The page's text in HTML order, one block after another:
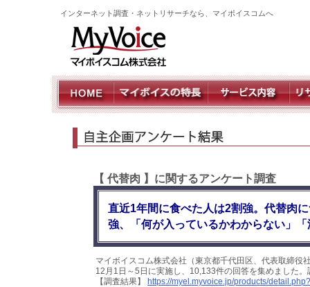
インターネット調査・ネットリサーチなら、マイボイスコムへ
【 代替肉 】に関するアンケート調査
直近1年間に食べた人は2割強。代替肉
強、「何が入っているかわからない」
マイボイスコム株式会社（東京都千代田区、代表取締
12月1日～5日に実施し、10,133件の回答を集めました
【調査結果】
https://myel.myvoice.jp/products/